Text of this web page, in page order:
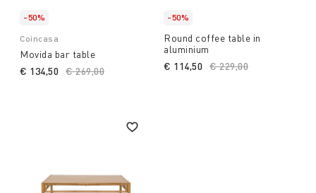
-50%
Coincasa
Movida bar table
Price reduced from
€ 269,00
€ 134,50
-50%
Round coffee table in
aluminium
Price reduced from
€ 229,00
€ 114,50